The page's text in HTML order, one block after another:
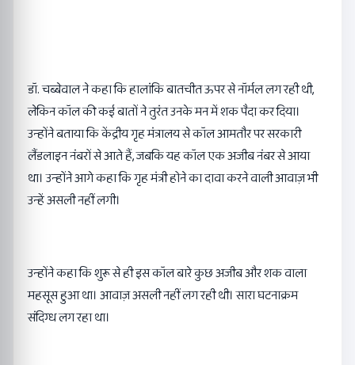
डॉ. चब्बेवाल ने कहा कि हालांकि बातचीत ऊपर से नॉर्मल लग रही थी,
लेकिन कॉल की कई बातों ने तुरंत उनके मन में शक पैदा कर दिया।
उन्होंने बताया कि केंद्रीय गृह मंत्रालय से कॉल आमतौर पर सरकारी
लैंडलाइन नंबरों से आते हैं, जबकि यह कॉल एक अजीब नंबर से आया
था। उन्होंने आगे कहा कि गृह मंत्री होने का दावा करने वाली आवाज़ भी
उन्हें असली नहीं लगी।
उन्होंने कहा कि शुरू से ही इस कॉल बारे कुछ अजीब और शक वाला
महसूस हुआ था। आवाज़ असली नहीं लग रही थी। सारा घटनाक्रम
संदिग्ध लग रहा था।